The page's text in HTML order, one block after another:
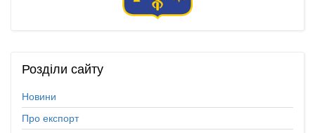
Розділи сайту
Новини
Про експорт